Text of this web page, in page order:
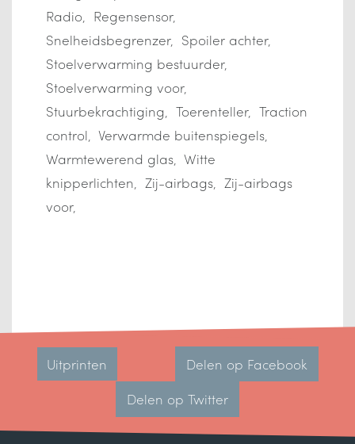
Radio
Regensensor
Snelheidsbegrenzer
Spoiler achter
Stoelverwarming bestuurder
Stoelverwarming voor
Stuurbekrachtiging
Toerenteller
Traction
control Verwarmde buitenspiegels
Warmtewerend glas Witte
knipperlichten
Zij-airbags
Zij-airbags
voor
Uitprinten
Delen op Facebook
Delen op Twitter